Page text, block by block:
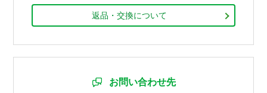
返品・交換について
お問い合わせ先